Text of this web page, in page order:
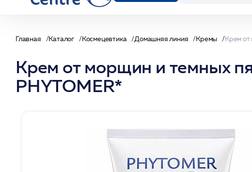
Главная Каталог Космецевтика Домашняя линия Кремы
Крем от морщин и темных
PHYTOMER*